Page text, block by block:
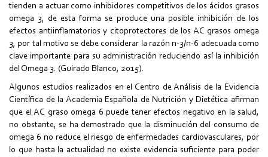
tienden a actuar como inhibidores competitivos de los ácidos grasos
omega 3, de esta forma se produce una posible inhibición de los
efectos antiinflamatorios y citoprotectores de los AC grasos omega
3, por tal motivo se debe considerar la razón n-3/n-6 adecuada como
clave importante para su administración reduciendo así la inhibición
del Omega 3. (Guirado Blanco, 2015).
Algunos estudios realizados en el Centro de Análisis de la Evidencia
Científica de la Academia Española de Nutrición y Dietética afirman
que el AC graso omega 6 puede tener efectos negativo en la salud,
no obstante, se ha demostrado que la disminución del consumo de
omega 6 no reduce el riesgo de enfermedades cardiovasculares, por
lo que hasta la actualidad no existe evidencia suficiente para poder